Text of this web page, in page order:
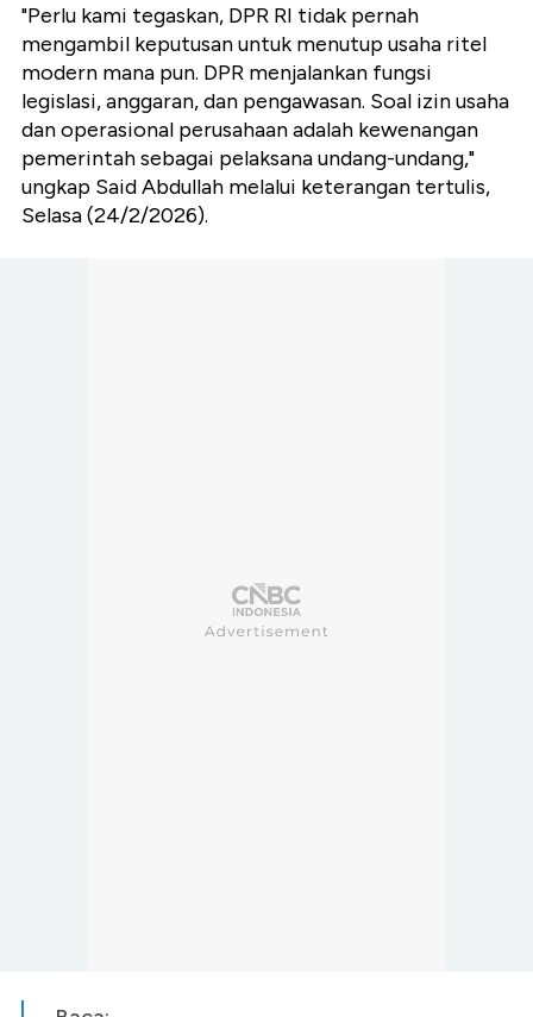
"Perlu kami tegaskan, DPR RI tidak pernah
mengambil keputusan untuk menutup usaha ritel
modern mana pun. DPR menjalankan fungsi
legislasi, anggaran, dan pengawasan. Soal izin usaha
dan operasional perusahaan adalah kewenangan
pemerintah sebagai pelaksana undang-undang,"
ungkap Said Abdullah melalui keterangan tertulis,
Selasa (24/2/2026).